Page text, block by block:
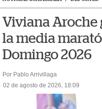
Viviana Aroche
la media
Domingo 2026
Por Pablo Arrivillaga
02 de agosto de 2026, 18:09